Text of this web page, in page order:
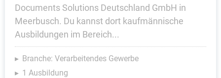
Documents Solutions Deutschland GmbH in
Meerbusch. Du kannst dort kaufmännische
Ausbildungen im Bereich...
Branche: Verarbeitendes Gewerbe
1 Ausbildung